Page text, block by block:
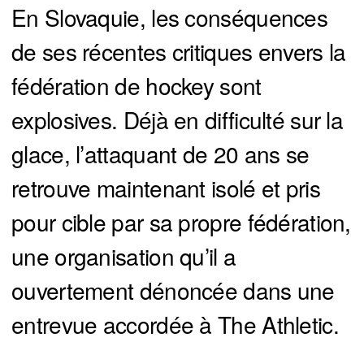
En Slovaquie, les conséquences
de ses récentes critiques envers la
fédération de hockey sont
explosives. Déjà en difficulté sur la
glace, l’attaquant de 20 ans se
retrouve maintenant isolé et pris
pour cible par sa propre fédération,
une organisation qu’il a
ouvertement dénoncée dans une
entrevue accordée à The Athletic.